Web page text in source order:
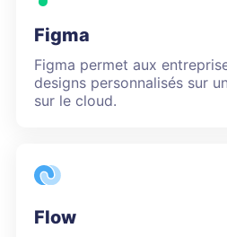
Figma
Figma permet aux
designs personnalisés sur
sur le cloud.
Flow